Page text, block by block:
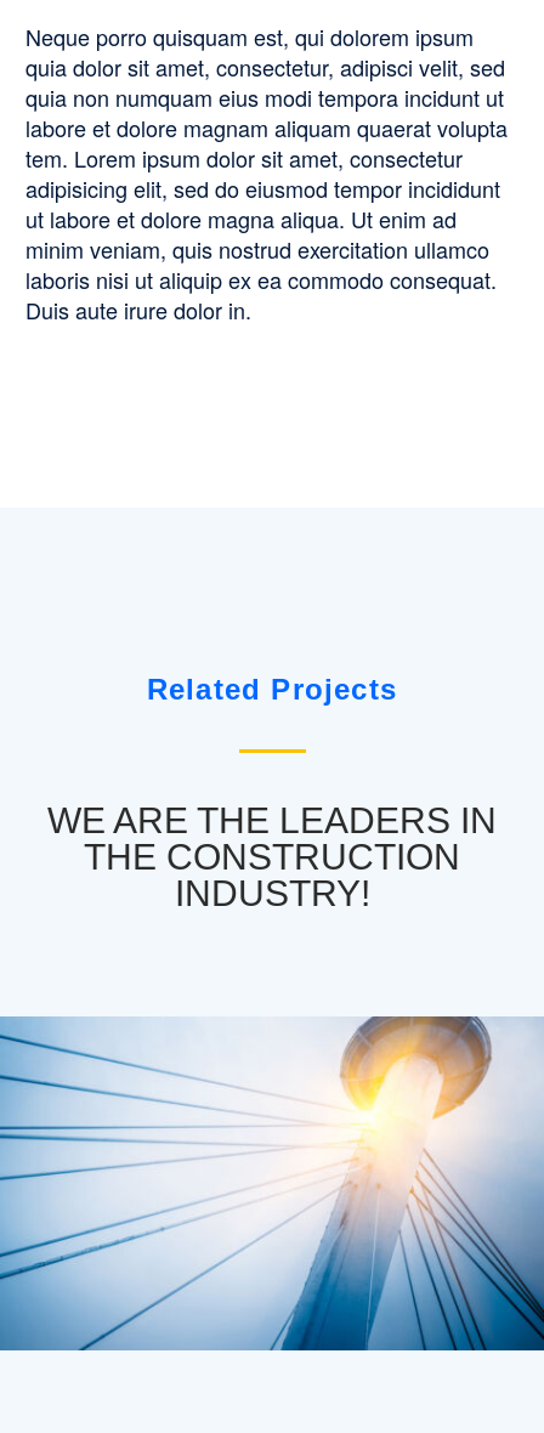
Neque porro quisquam est, qui dolorem ipsum
quia dolor sit amet, consectetur, adipisci velit, sed
quia non numquam eius modi tempora incidunt ut
labore et dolore magnam aliquam quaerat volupta
tem. Lorem ipsum dolor sit amet, consectetur
adipisicing elit, sed do eiusmod tempor incididunt
ut labore et dolore magna aliqua. Ut enim ad
minim veniam, quis nostrud exercitation ullamco
laboris nisi ut aliquip ex ea commodo consequat.
Duis aute irure dolor in.
Related Projects
WE ARE THE LEADERS IN
THE CONSTRUCTION
INDUSTRY!